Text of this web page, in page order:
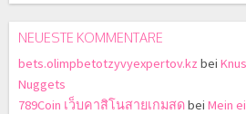
NEUESTE KOMMENTARE
bets.olimpbetotzyvyexpertov.kz bei
Nuggets
789Coin เว็บคาสิโนสายเกมสดbei Mein